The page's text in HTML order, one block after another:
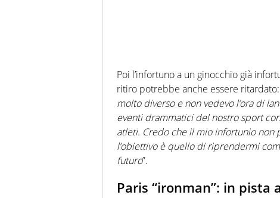
Poi l’infortuno a un ginocchio già
ritiro potrebbe anche essere ritardato:
molto diverso e non vedevo l’ora di
eventi drammatici del nostro sport
atleti. Credo che il mio infortunio non
l’obiettivo è quello di riprendermi
futuro”.
Paris “ironman”: in pista